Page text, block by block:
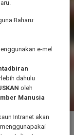
Baharu:
e-mel
dahulu
oleh
Manusia
Intranet akan